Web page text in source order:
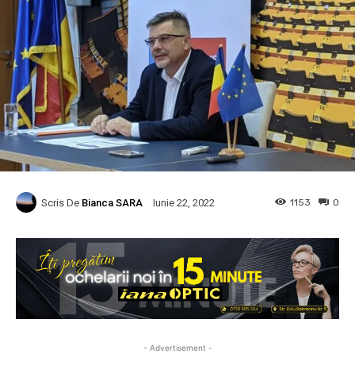
Scris De Bianca SARA Iunie 22, 2022 0
1153
- Advertisement -